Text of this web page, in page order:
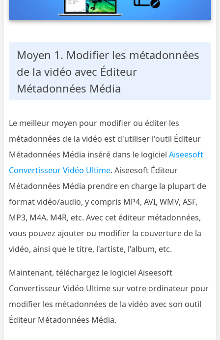
Moyen 1. Modifier les métadonnées
de la vidéo avec Éditeur
Métadonnées Média
Le meilleur moyen pour modifier ou éditer les
métadonnées de la vidéo est d'utiliser l'outil Éditeur
Métadonnées Média inséré dans le logicielAiseesoft
Convertisseur Vidéo Ultime. Aiseesoft Éditeur
Métadonnées Média prendre en charge la plupart de
format vidéo/audio, y compris MP4, AVI, WMV, ASF,
MP3, M4A, M4R, etc. Avec cet éditeur métadonnées,
vous pouvez ajouter ou modifier la couverture de la
vidéo, ainsi que le titre, l'artiste, l'album, etc.
Maintenant, téléchargez le logiciel Aiseesoft
Convertisseur Vidéo Ultime sur votre ordinateur pour
modifier les métadonnées de la vidéo avec son outil
Éditeur Métadonnées Média.